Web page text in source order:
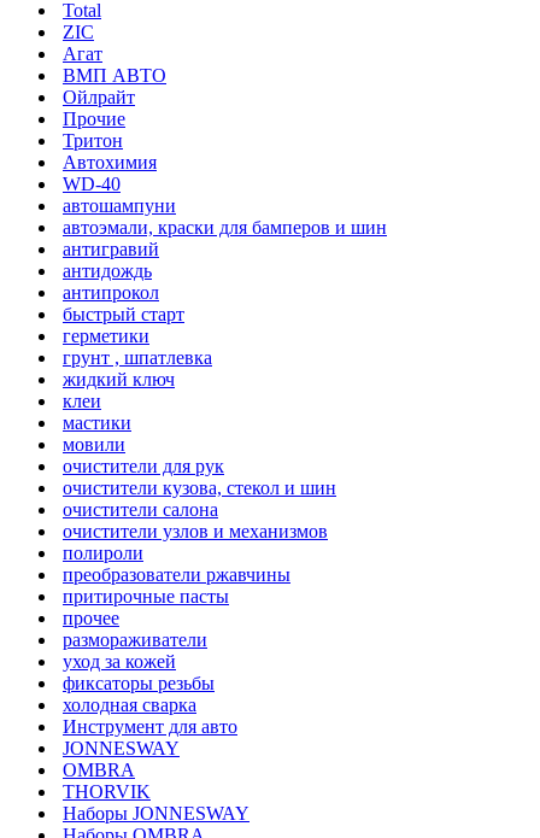
Total
ZIC
Агат
ВМП АВТО
Ойлрайт
Прочие
Тритон
Автохимия
WD-40
автошампуни
автоэмали, краски для бамперов и шин
антигравий
антидождь
антипрокол
быстрый старт
герметики
грунт , шпатлевка
жидкий ключ
клеи
мастики
мовили
очистители для рук
очистители кузова, стекол и шин
очистители салона
очистители узлов и механизмов
полироли
преобразователи ржавчины
притирочные пасты
прочее
размораживатели
уход за кожей
фиксаторы резьбы
холодная сварка
Инструмент для авто
JONNESWAY
OMBRA
THORVIK
Наборы JONNESWAY